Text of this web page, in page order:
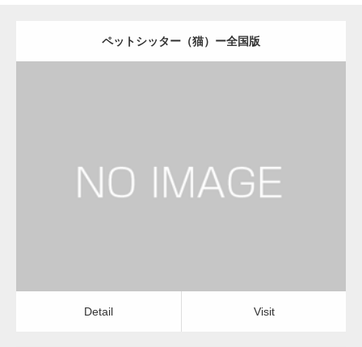
ペットシッター（猫）ー全国版
Detail Visit
Detail Visit